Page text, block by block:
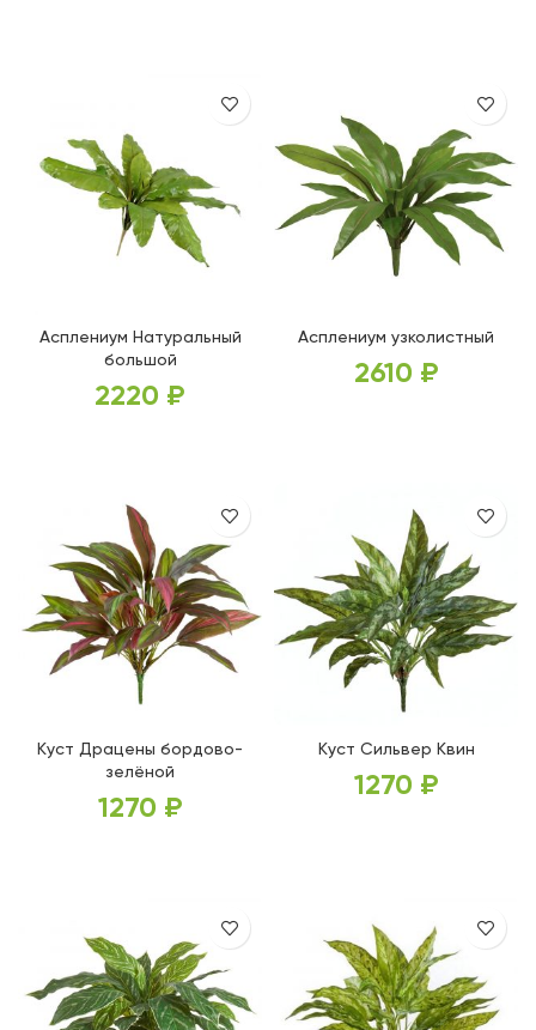
Асплениум Натуральный
большой
2220 ₽
Асплениум узколистный
2610 ₽
Куст Драцены бордово-
зелёной
1270 ₽
Куст Сильвер Квин
1270 ₽